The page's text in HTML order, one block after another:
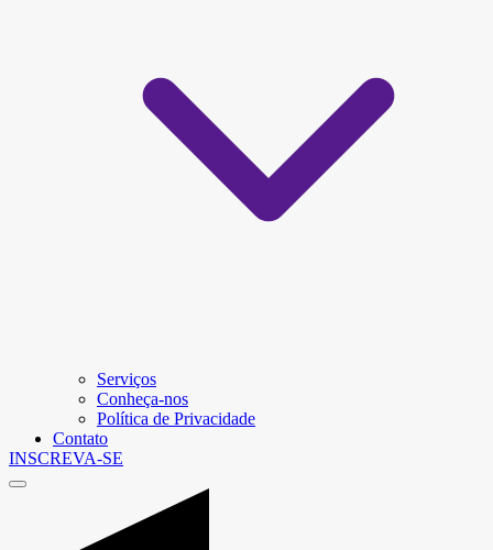
Serviços
Conheça-nos
Política de Privacidade
Contato
INSCREVA-SE